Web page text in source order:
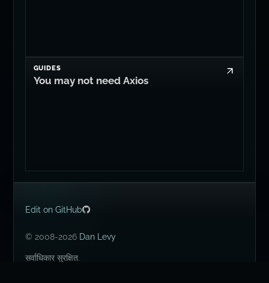
GUIDES
You may not need Axios
Edit on GitHub
© 2008-2026 Dan Levy
सर्वाधिकार सुरक्षित.